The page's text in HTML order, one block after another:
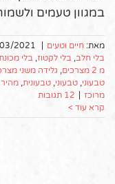
במגוון טעמים
מאת: חיים וטעים |
2021
בלי חלב בלי לקטוז בלי
מ 2 מצרכים
גלידה משני
טבעוני טבעוני טבעונית
מרוכז | 12 תגובות
קרא עוד >